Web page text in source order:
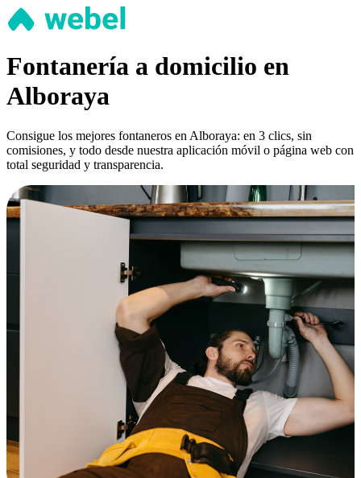
Fontanería a domicilio en
Alboraya
Consigue los mejores fontaneros en Alboraya: en 3 clics, sin
comisiones, y todo desde nuestra aplicación móvil o página web con
total seguridad y transparencia.